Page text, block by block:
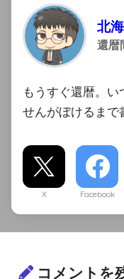
北
還暦
もうすぐ還暦。い
せんがぼけるまで
X Facebook
コメントを